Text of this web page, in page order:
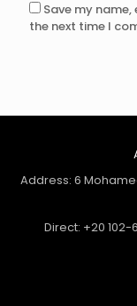
Save my
the next time I
Address: 6
Direct: +20